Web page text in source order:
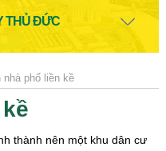
THỦ ĐỨC
nhà phố liền kề
thành nên một khu dân cư